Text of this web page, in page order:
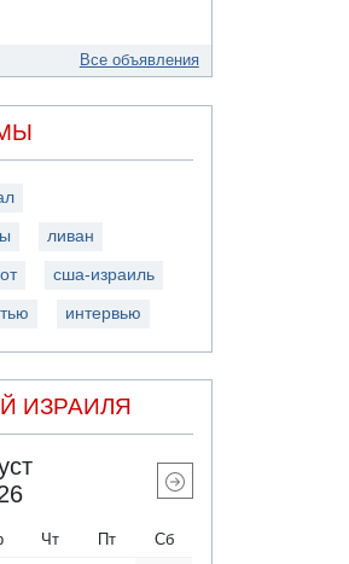
Все объявления
ливан
сша-израиль
интервью
ИЗРАИЛЯ
Чт Пт Сб